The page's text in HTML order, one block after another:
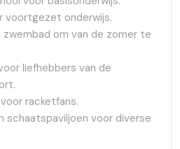
voortgezet onderwijs.
zwembad om van de zomer te
liefhebbers van de
racketfans.
schaatspaviljoen voor diverse